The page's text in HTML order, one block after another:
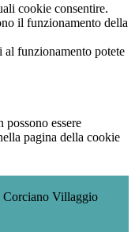
cookie consentire.
il funzionamento della
al funzionamento potete
essere
pagina della cookie
Villaggio